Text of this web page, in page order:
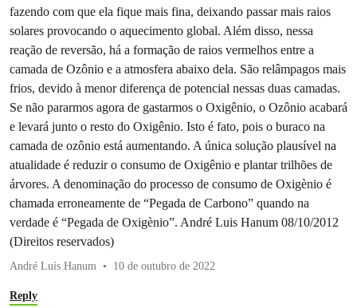
fazendo com que ela fique mais fina, deixando passar mais raios
solares provocando o aquecimento global. Além disso, nessa
reação de reversão, há a formação de raios vermelhos entre a
camada de Ozônio e a atmosfera abaixo dela. São relâmpagos mais
frios, devido à menor diferença de potencial nessas duas camadas.
Se não pararmos agora de gastarmos o Oxigênio, o Ozônio acabará
e levará junto o resto do Oxigênio. Isto é fato, pois o buraco na
camada de ozônio está aumentando. A única solução plausível na
atualidade é reduzir o consumo de Oxigênio e plantar trilhões de
árvores. A denominação do processo de consumo de Oxigènio é
chamada erroneamente de “Pegada de Carbono” quando na
verdade é “Pegada de Oxigènio”. André Luis Hanum 08/10/2012
(Direitos reservados)
André Luís Hanum 10 de outubro de 2022
Reply